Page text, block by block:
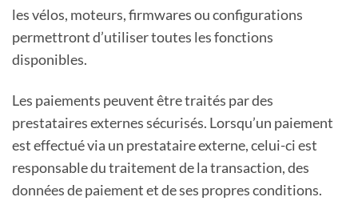
les vélos, moteurs, firmwares ou configurations
permettront d’utiliser toutes les fonctions
disponibles.
Les paiements peuvent être traités par des
prestataires externes sécurisés. Lorsqu’un paiement
est effectué via un prestataire externe, celui-ci est
responsable du traitement de la transaction, des
données de paiement et de ses propres conditions.